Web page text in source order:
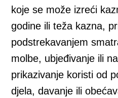
koje se može izreći
godine ili teža kazna,
podstrekavanjem
molbe, ubjeđivanje ili
prikazivanje koristi od
djela, davanje ili